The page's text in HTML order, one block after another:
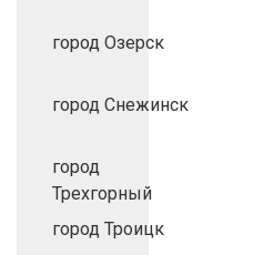
город Озерск
город Снежинск
город
Трехгорный
город Троицк